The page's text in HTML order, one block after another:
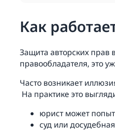
Как
Защита авторских прав
правообладателя, это
Часто возникает
На практике это
юрист может
суд или